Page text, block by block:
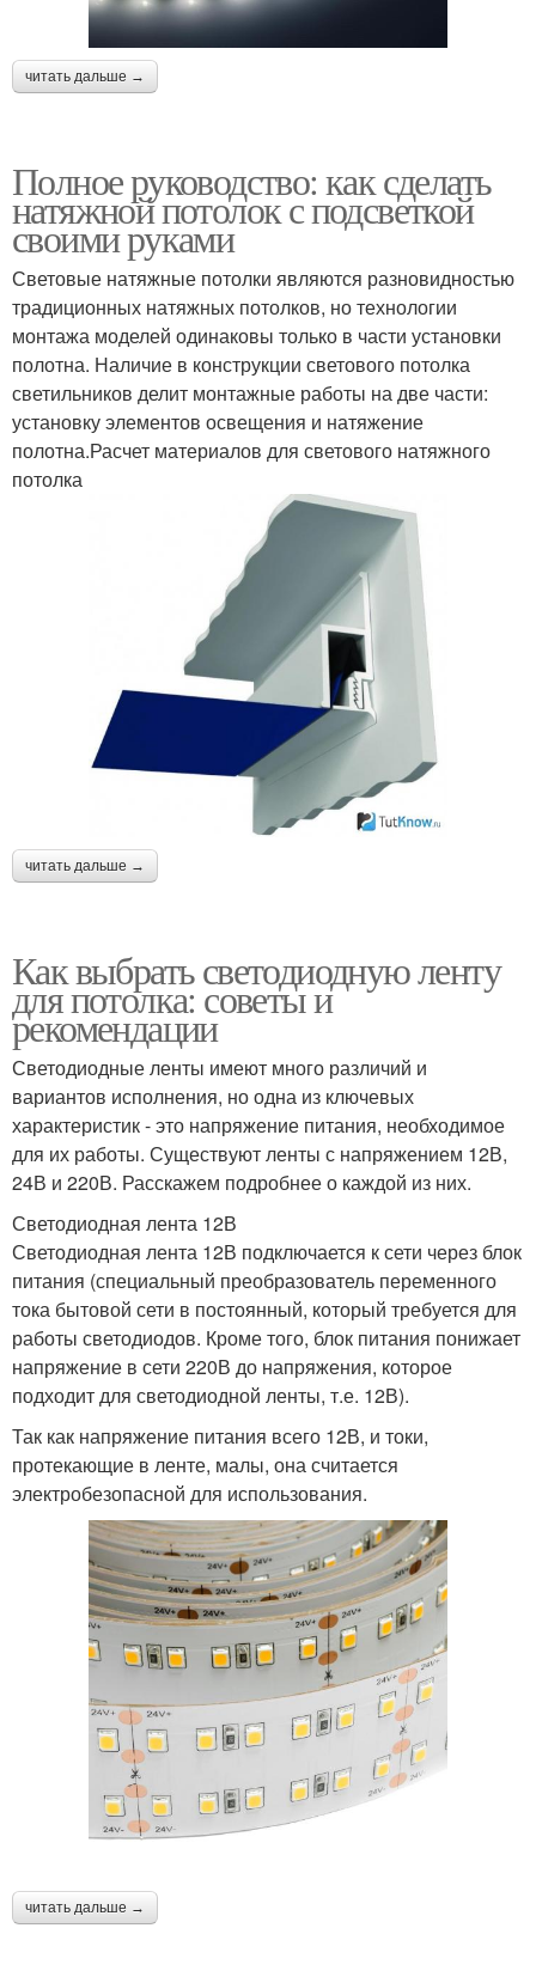
читать дальше →
Полное руководство: как сделать
натяжной потолок с подсветкой
своими руками
Световые натяжные потолки являются разновидностью
традиционных натяжных потолков, но технологии
монтажа моделей одинаковы только в части установки
полотна. Наличие в конструкции светового потолка
светильников делит монтажные работы на две части:
установку элементов освещения и натяжение
полотна.Расчет материалов для светового натяжного
потолка
читать дальше →
Как выбрать светодиодную ленту
для потолка: советы и
рекомендации
Светодиодные ленты имеют много различий и
вариантов исполнения, но одна из ключевых
характеристик - это напряжение питания, необходимое
для их работы. Существуют ленты с напряжением 12В,
24В и 220В. Расскажем подробнее о каждой из них.
Светодиодная лента 12В
Светодиодная лента 12В подключается к сети через блок
питания (специальный преобразователь переменного
тока бытовой сети в постоянный, который требуется для
работы светодиодов. Кроме того, блок питания понижает
напряжение в сети 220В до напряжения, которое
подходит для светодиодной ленты, т.е. 12В).
Так как напряжение питания всего 12В, и токи,
протекающие в ленте, малы, она считается
электробезопасной для использования.
читать дальше →